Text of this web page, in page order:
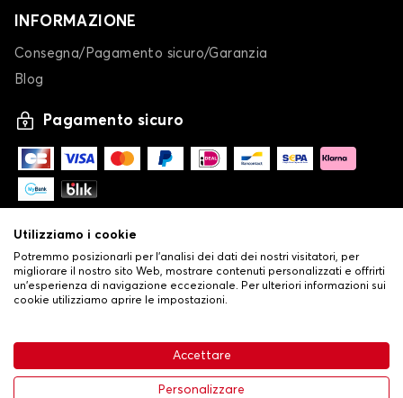
63,99 € Aggiungi al carrello
INFORMAZIONE
Consegna/Pagamento sicuro/Garanzia
Blog
Pagamento sicuro
Condizioni generali di vendita•
Politica sulla privacy e sui cookie•Livraison
Utilizziamo i cookie
Potremmo posizionarli per l'analisi dei dati dei nostri visitatori, per
migliorare il nostro sito Web, mostrare contenuti personalizzati e offrirti
un'esperienza di navigazione eccezionale. Per ulteriori informazioni sui
cookie utilizziamo aprire le impostazioni.
Accettare
Personalizzare